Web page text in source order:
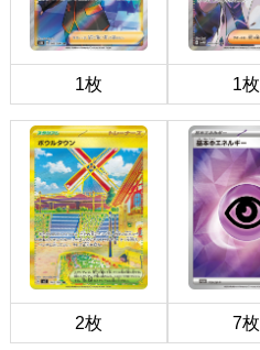
1枚 1枚
2枚 7枚